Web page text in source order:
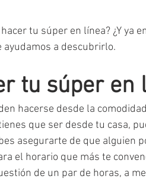
tu súper en línea? ¿Y ya
a descubrirlo.
tu súper en
hacerse desde la
que ser desde tu casa,
asegurarte de que alguien
el horario que más te
de un par de horas, a